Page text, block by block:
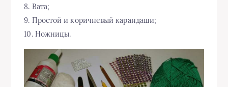
8. Вата;
9. Простой и коричневый карандаши;
10. Ножницы.